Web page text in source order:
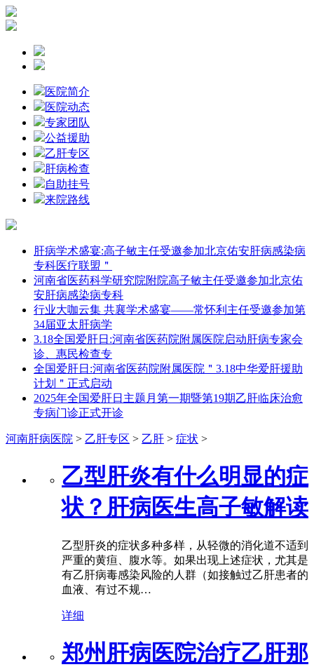
医院简介
医院动态
专家团队
公益援助
乙肝专区
肝病检查
自助挂号
来院路线
肝病学术盛宴:高子敏主任受邀参加北京佑安肝病感染病
专科医疗联盟＂
河南省医药科学研究院附院高子敏主任受邀参加北京佑
安肝病感染病专科
行业大咖云集 共襄学术盛宴——常怀利主任受邀参加第
34届亚太肝病学
3.18全国爱肝日:河南省医药院附属医院启动肝病专家会
诊、惠民检查专
全国爱肝日:河南省医药院附属医院＂3.18中华爱肝援助
计划＂正式启动
2025年全国爱肝日主题月第一期暨第19期乙肝临床治愈
专病门诊正式开诊
河南肝病医院 > 乙肝专区 > 乙肝 > 症状 >
乙型肝炎有什么明显的症
状？肝病医生高子敏解读
乙型肝炎的症状多种多样，从轻微的消化道不适到
严重的黄疸、腹水等。如果出现上述症状，尤其是
有乙肝病毒感染风险的人群（如接触过乙肝患者的
血液、有过不规…
详细
郑州肝病医院治疗乙肝那